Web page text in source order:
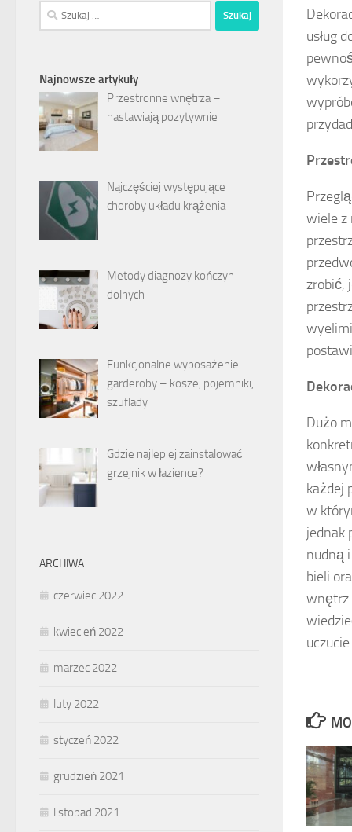
usług
wiele z
zrobić,
Dużo
każdej
w
jednak
nudną
bieli
wnętrz
Szukaj:
Najnowsze artykuły
Przestronne wnętrza –
nastawiają pozytywnie
Najczęściej występujące
choroby układu krążenia
Metody diagnozy kończyn
dolnych
Funkcjonalne wyposażenie
garderoby – kosze, pojemniki,
szuflady
Gdzie najlepiej zainstalować
grzejnik w łazience?
ARCHIWA
czerwiec 2022
kwiecień 2022
marzec 2022
luty 2022
styczeń 2022
grudzień 2021
listopad 2021